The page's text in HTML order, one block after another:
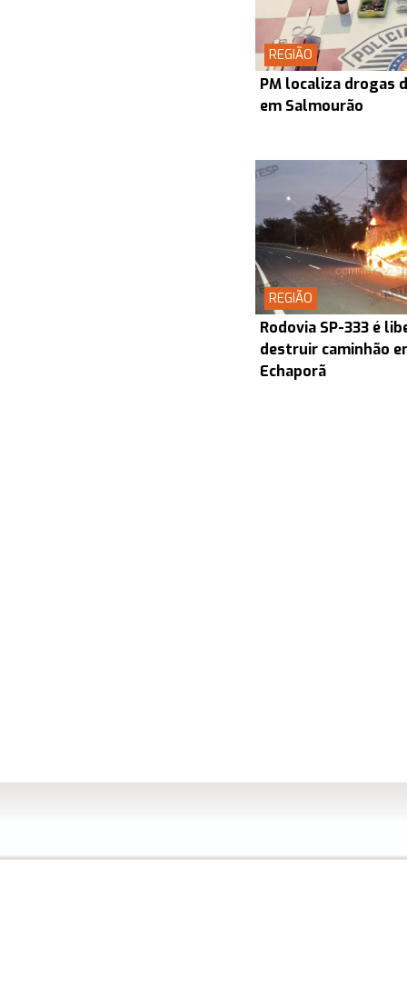
REGIÃO
PM localiza drogas
em Salmourão
REGIÃO
Rodovia SP-333 é
destruir caminhão
Echaporã